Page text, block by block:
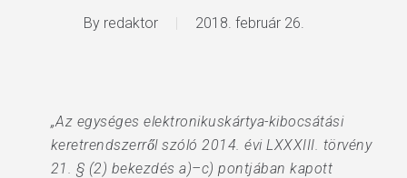
By redaktor 2018. február 26.
„Az egységes elektronikuskártya-kibocsátási
keretrendszerről szóló 2014. évi LXXXIII. törvény
21. § (2) bekezdés a)–c) pontjában kapott